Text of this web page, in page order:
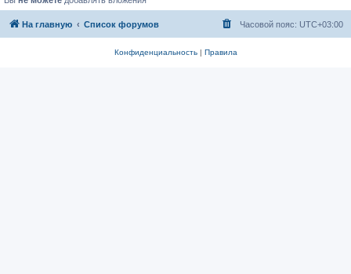
На главную Список форумов Часовой пояс: UTC+03:00
Конфиденциальность| Правила